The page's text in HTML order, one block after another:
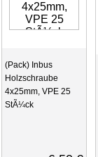
(Pack) Inbus
Holzschraube
4x25mm, VPE 25
StÃ¼ck